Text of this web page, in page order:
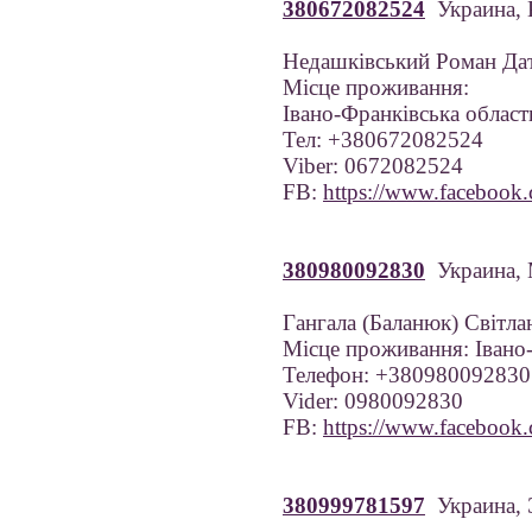
380672082524 Украина,
Недашківський Роман
Місце проживання:
Івано-Франківська
Тел: +380672082524
Viber: 0672082524
FB: https://
380980092830
Гангала (Баланюк)
Місце проживання:
Телефон: +380980092830
Vider: 0980092830
FB: https://
380999781597